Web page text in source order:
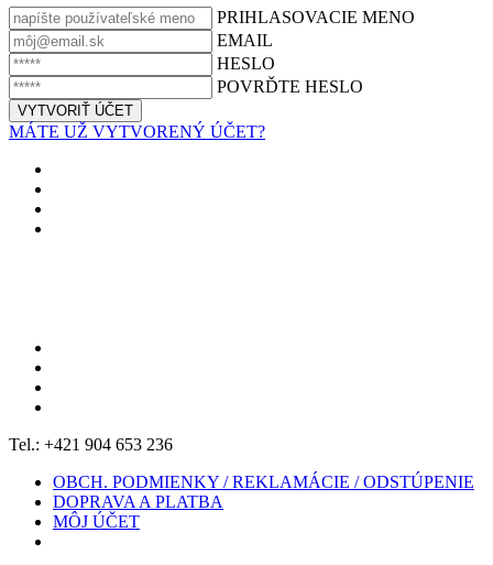
PRIHLASOVACIE MENO
EMAIL
HESLO
POVRĎTE HESLO
MÁTE UŽ VYTVORENÝ ÚČET?
Tel.: +421 904 653 236
OBCH. PODMIENKY / REKLAMÁCIE / ODSTÚPENIE
DOPRAVA A PLATBA
MÔJ ÚČET